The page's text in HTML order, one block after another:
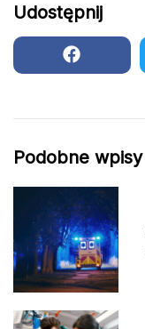
Udostępnij
Podobne wpisy